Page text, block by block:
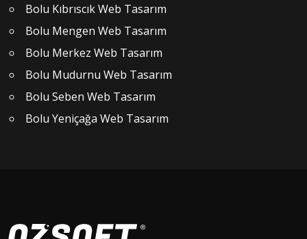
Bolu Kıbrıscık Web Tasarım
Bolu Mengen Web Tasarım
Bolu Merkez Web Tasarım
Bolu Mudurnu Web Tasarım
Bolu Seben Web Tasarım
Bolu Yeniçağa Web Tasarım